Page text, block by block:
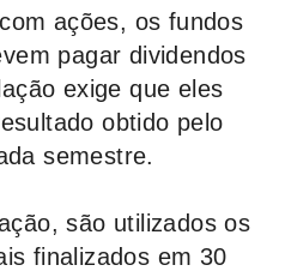
ações, os fundos
pagar dividendos
exige que eles
obtido pelo
semestre.
são utilizados os
finalizados em 30